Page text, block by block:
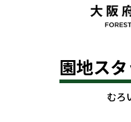
園地ス
むろ